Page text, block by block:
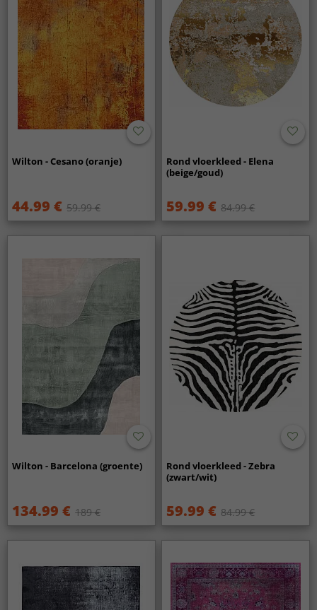
Wilton - Cesano (oranje)
44.99 € 59.99 €
Rond vloerkleed - Elena
(beige/goud)
59.99 € 84.99 €
Wilton - Barcelona (groente)
134.99 € 189 €
Rond vloerkleed - Zebra
(zwart/wit)
59.99 € 84.99 €